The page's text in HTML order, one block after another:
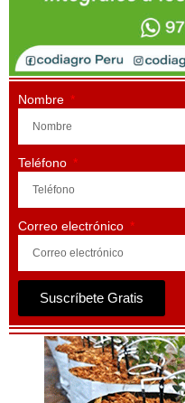
Nombre
Teléfono
Correo electrónico
Suscríbete Gratis